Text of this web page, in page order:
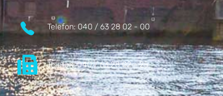
Telefon: 040 / 63 28 02 - 00
Telefax:040 / 63 28 02 - 25